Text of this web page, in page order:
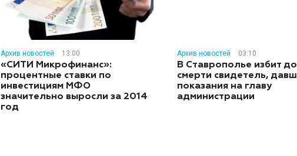
Архив новостей 13:00
«СИТИ Микрофинанс»:
процентные ставки по
инвестициям МФО
значительно выросли за 2014
год
Архив новостей 03:10
В Ставрополье избит до
смерти свидетель,
показания на главу
администрации